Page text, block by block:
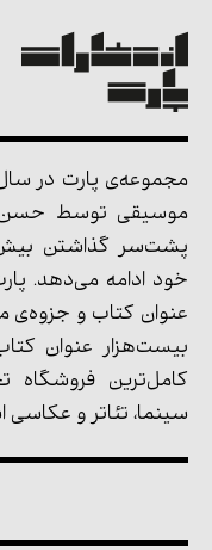
موسیقی توسط حسن
پشت‌سر گذاشتن بیش
خود ادامه می‌دهد.
عنوان کتاب و جزوه‌ی
بیست‌هزار عنوان
کامل‌ترین
سینما، تئاتر و